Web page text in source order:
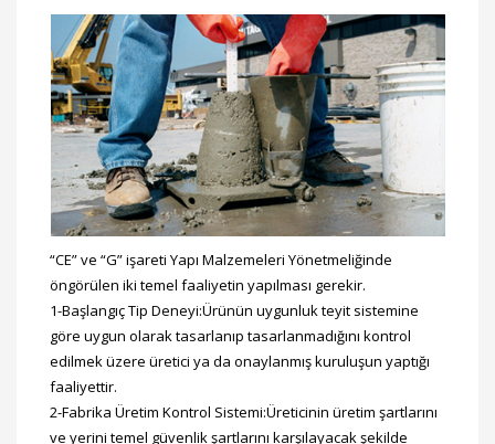
“CE” ve “G” işareti Yapı Malzemeleri Yönetmeliğinde
öngörülen iki temel faaliyetin yapılması gerekir.
1-Başlangıç Tip Deneyi:Ürünün uygunluk teyit sistemine
göre uygun olarak tasarlanıp tasarlanmadığını kontrol
edilmek üzere üretici ya da onaylanmış kuruluşun yaptığı
faaliyettir.
2-Fabrika Üretim Kontrol Sistemi:Üreticinin üretim şartlarını
ve yerini temel güvenlik şartlarını karşılayacak şekilde